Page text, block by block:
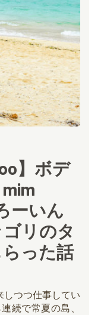
】ボデ
ーいん
リのタ
った話
しつつ仕事してい
続で常夏の島、